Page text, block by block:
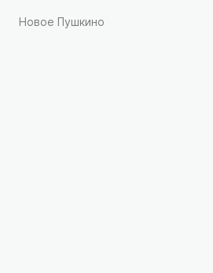
Новое Пушкино